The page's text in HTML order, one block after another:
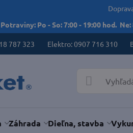
Potraviny: Po - So: 7:00 - 19:00 hod.
787 323 Elektro: 0907 716 310
Záhrada Dieľna, stavba